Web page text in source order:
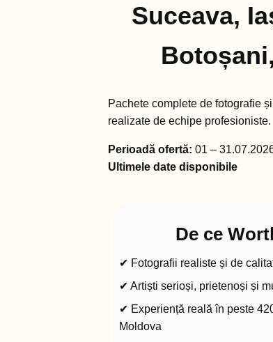
Suceava,
Pachete complete de fotografie
realizate de echipe profesioniste.
Perioadă ofertă: 01 –
Ultimele date disponibile
De ce
✔ Fotografii realiste și de
✔ Artiști serioși, prietenoși și
✔ Experiență reală în peste
Moldova